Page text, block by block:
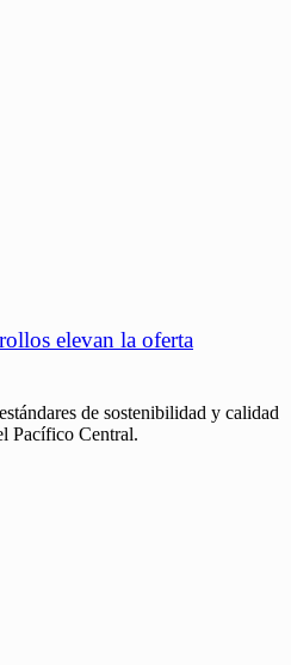
elevan la oferta
de sostenibilidad y calidad
Pacífico Central.